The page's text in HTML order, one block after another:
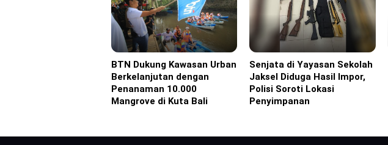
Advertorial
BTN Dukung Kawasan Urban
Berkelanjutan dengan
Penanaman 10.000
Mangrove di Kuta Bali
Headline
Senjata di Yayasan Sekolah
Jaksel Diduga Hasil Impor,
Polisi Soroti Lokasi
Penyimpanan